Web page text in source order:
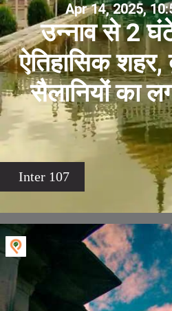
Apr 14, 2025,
उन्नाव से 2
ऐतिहासिक
सैलानियों का
Inter 107